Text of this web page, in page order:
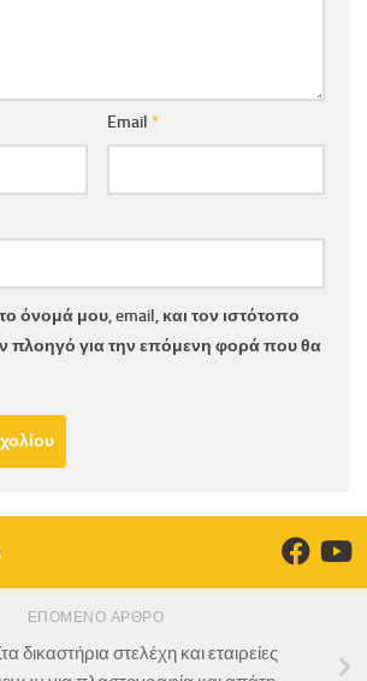
Email *
όνομά μου, email, και τον ιστότοπο
πλοηγό για την επόμενη φορά που θα
ΕΠΌΜΕΝΟ ΆΡΘΡΟ
δικαστήρια στελέχη και εταιρείες